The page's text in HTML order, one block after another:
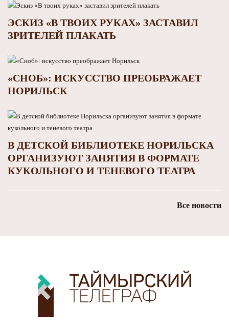
ЭСКИЗ «В ТВОИХ РУКАХ» ЗАСТАВИЛ
ЗРИТЕЛЕЙ ПЛАКАТЬ
«СНОБ»: ИСКУССТВО ПРЕОБРАЖАЕТ
НОРИЛЬСК
В ДЕТСКОЙ БИБЛИОТЕКЕ НОРИЛЬСКА
ОРГАНИЗУЮТ ЗАНЯТИЯ В ФОРМАТЕ
КУКОЛЬНОГО И ТЕНЕВОГО ТЕАТРА
Все новости